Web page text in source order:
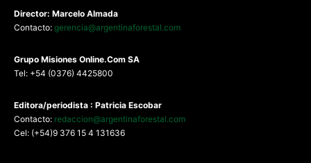
Director: Marcelo Almada
Contacto: gerencia@argentinaforestal.com
Grupo Misiones Online.Com SA
Tel: +54 (0376) 4425800
Editora/periodista : Patricia Escobar
Contacto: redaccion@argentinaforestal.com
Cel: (+54)9 376 15 4 131636